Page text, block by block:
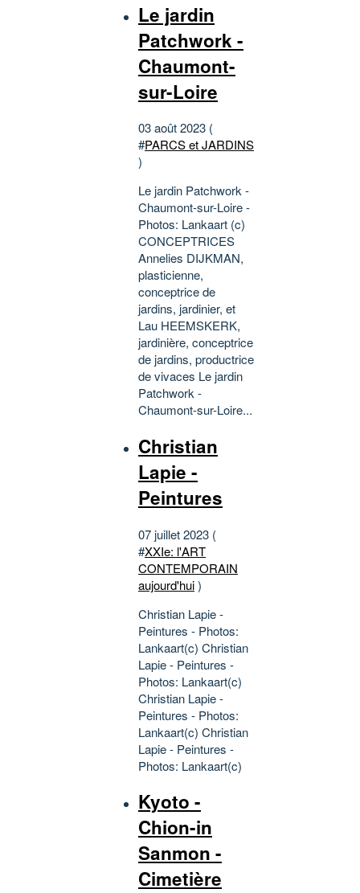
Le jardin
Patchwork -
Chaumont-
sur-Loire
03 août 2023 (
#PARCS et JARDINS
)
Le jardin Patchwork -
Chaumont-sur-Loire -
Photos: Lankaart (c)
CONCEPTRICES
Annelies DIJKMAN,
plasticienne,
conceptrice de
jardins, jardinier, et
Lau HEEMSKERK,
jardinière, conceptrice
de jardins, productrice
de vivaces Le jardin
Patchwork -
Chaumont-sur-Loire...
Christian
Lapie -
Peintures
07 juillet 2023 (
#XXIe: l'ART
CONTEMPORAIN
aujourd'hui)
Christian Lapie -
Peintures - Photos:
Lankaart(c) Christian
Lapie - Peintures -
Photos: Lankaart(c)
Christian Lapie -
Peintures - Photos:
Lankaart(c) Christian
Lapie - Peintures -
Photos: Lankaart(c)
Kyoto -
Chion-in
Sanmon -
Cimetière